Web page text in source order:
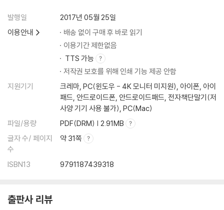
발행일
2017년 05월 25일
이용안내
배송 없이 구매 후 바로 읽기
이용기간 제한없음
TTS 가능
저작권 보호를 위해 인쇄 기능 제공 안함
지원기기
크레마, PC(윈도우 - 4K 모니터 미지원), 아이폰, 아이
패드, 안드로이드폰, 안드로이드패드, 전자책단말기(저
사양 기기 사용 불가), PC(Mac)
파일/용량
PDF(DRM) | 2.91MB
글자 수/ 페이지
수
약 31쪽
ISBN13 9791187439318
출판사 리뷰